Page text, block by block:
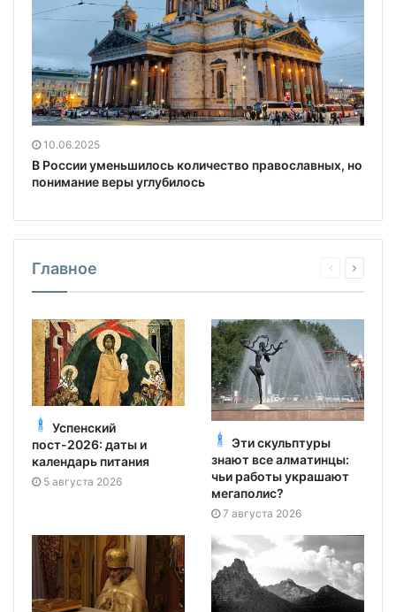
10.06.2025
В России уменьшилось количество православных, но
понимание веры углубилось
Главное
Успенский
пост-2026: даты и
календарь питания
5 августа 2026
Эти скульптуры
знают все алматинцы:
чьи работы украшают
мегаполис?
7 августа 2026